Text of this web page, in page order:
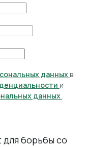
данных в
и
данных .
для борьбы со